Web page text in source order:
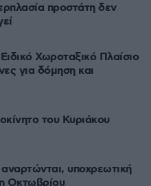
προστάτη δεν
Χωροταξικό Πλαίσιο
για δόμηση και
του Κυριάκου
υποχρεωτική
Οκτωβρίου